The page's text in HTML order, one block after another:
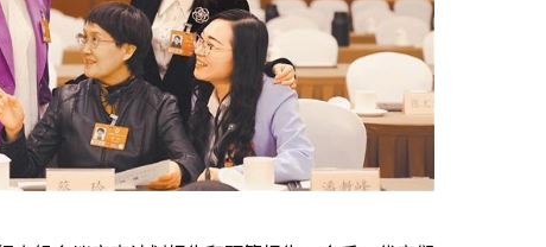
报告和预算报告。会后，代表们